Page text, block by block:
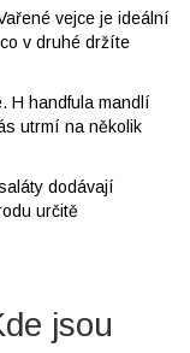
vejce je ideální
v druhé držíte
H handfula mandlí
utrmí na několik
dodávají
určitě
jsou